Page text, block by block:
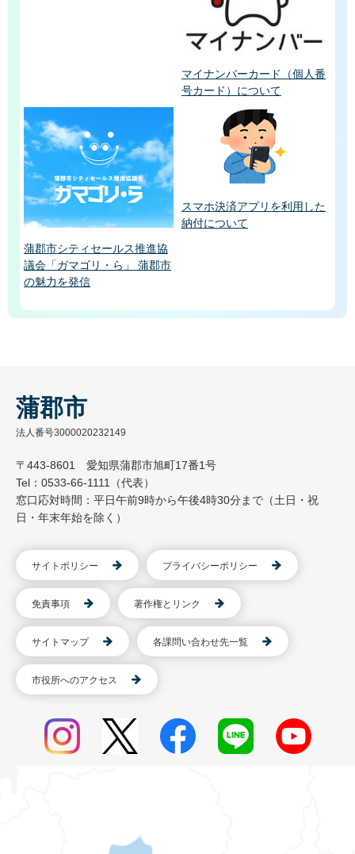
マイナンバーカード（個人番
号カード）について
蒲郡市シティセールス推進協
議会「ガマゴリ・ら」 蒲郡市
の魅力を発信
スマホ決済アプリを利用した
納付について
蒲郡市
法人番号3000020232149
〒443-8601 愛知県蒲郡市旭町17番1号
Tel：0533-66-1111（代表）
窓口応対時間：平日午前9時から午後4時30分まで（土日・祝
日・年末年始を除く）
サイトポリシー プライバシーポリシー
免責事項 著作権とリンク
サイトマップ 各課問い合わせ先一覧
市役所へのアクセス